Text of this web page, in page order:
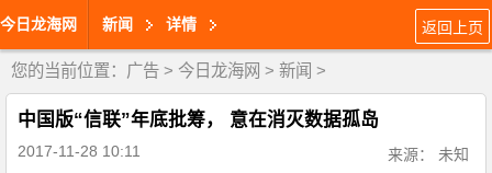
今日龙海网 新闻 详情 返回上页
您的当前位置： 广告 > 今日龙海网 > 新闻 >
中国版“信联”年底批筹， 意在消灭数据孤岛
2017-11-28 10:11 来源： 未知